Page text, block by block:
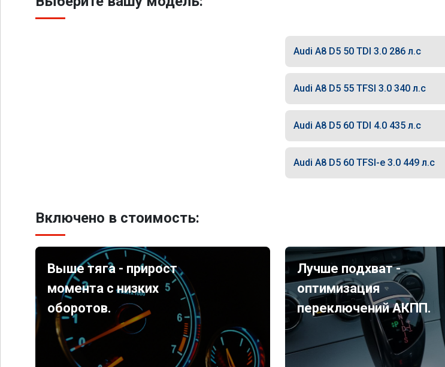
Audi A8 D5 50 TDI 3.0 286 л.с
Audi A8 D5 55 TFSI 3.0 340 л.с
Audi A8 D5 60 TDI 4.0 435 л.с
Audi A8 D5 60 TFSI-e 3.0 449 л.с
Включено в стоимость:
Выше тяга - прирост
момента с низких
оборотов.
Лучше подхват -
оптимизация
переключений АКПП.